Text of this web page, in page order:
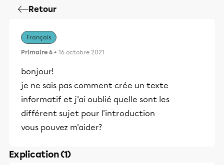
Retour
Français
Primaire 6 • 16 octobre 2021
bonjour!
je ne sais pas comment crée un texte
informatif et j'ai oublié quelle sont les
différent sujet pour l'introduction
vous pouvez m'aider?
Explication (1)